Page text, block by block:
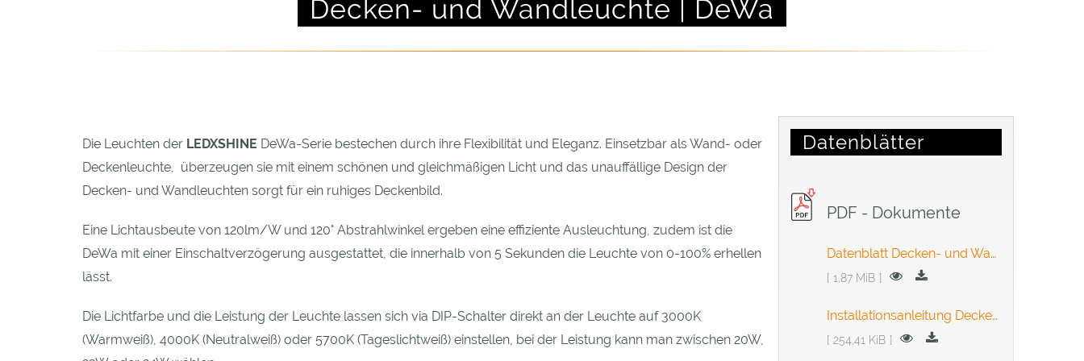
Decken- und Wandleuchte | DeWa
Die Leuchten der LEDXSHINE DeWa-Serie bestechen durch ihre Flexibilität und Eleganz. Einsetzbar als Wand- oder
Deckenleuchte, überzeugen sie mit einem schönen und gleichmäßigen Licht und das unauffällige Design der
Decken- und Wandleuchten sorgt für ein ruhiges Deckenbild.
Eine Lichtausbeute von 120lm/W und 120° Abstrahlwinkel ergeben eine effiziente Ausleuchtung, zudem ist die
DeWa mit einer Einschaltverzögerung ausgestattet, die innerhalb von 5 Sekunden die Leuchte von 0-100% erhellen
lässt.
Die Lichtfarbe und die Leistung der Leuchte lassen sich via DIP-Schalter direkt an der Leuchte auf 3000K
(Warmweiß), 4000K (Neutralweiß) oder 5700K (Tageslichtweiß) einstellen, bei der Leistung kann man zwischen 20W,
Datenblätter
PDF - Dokumente
Datenblatt Decken- und Wandleuchte | DeWa
1,87 MiB
Installationsanleitung Decken- und Wandleuchte | DeWa
254,41 KiB